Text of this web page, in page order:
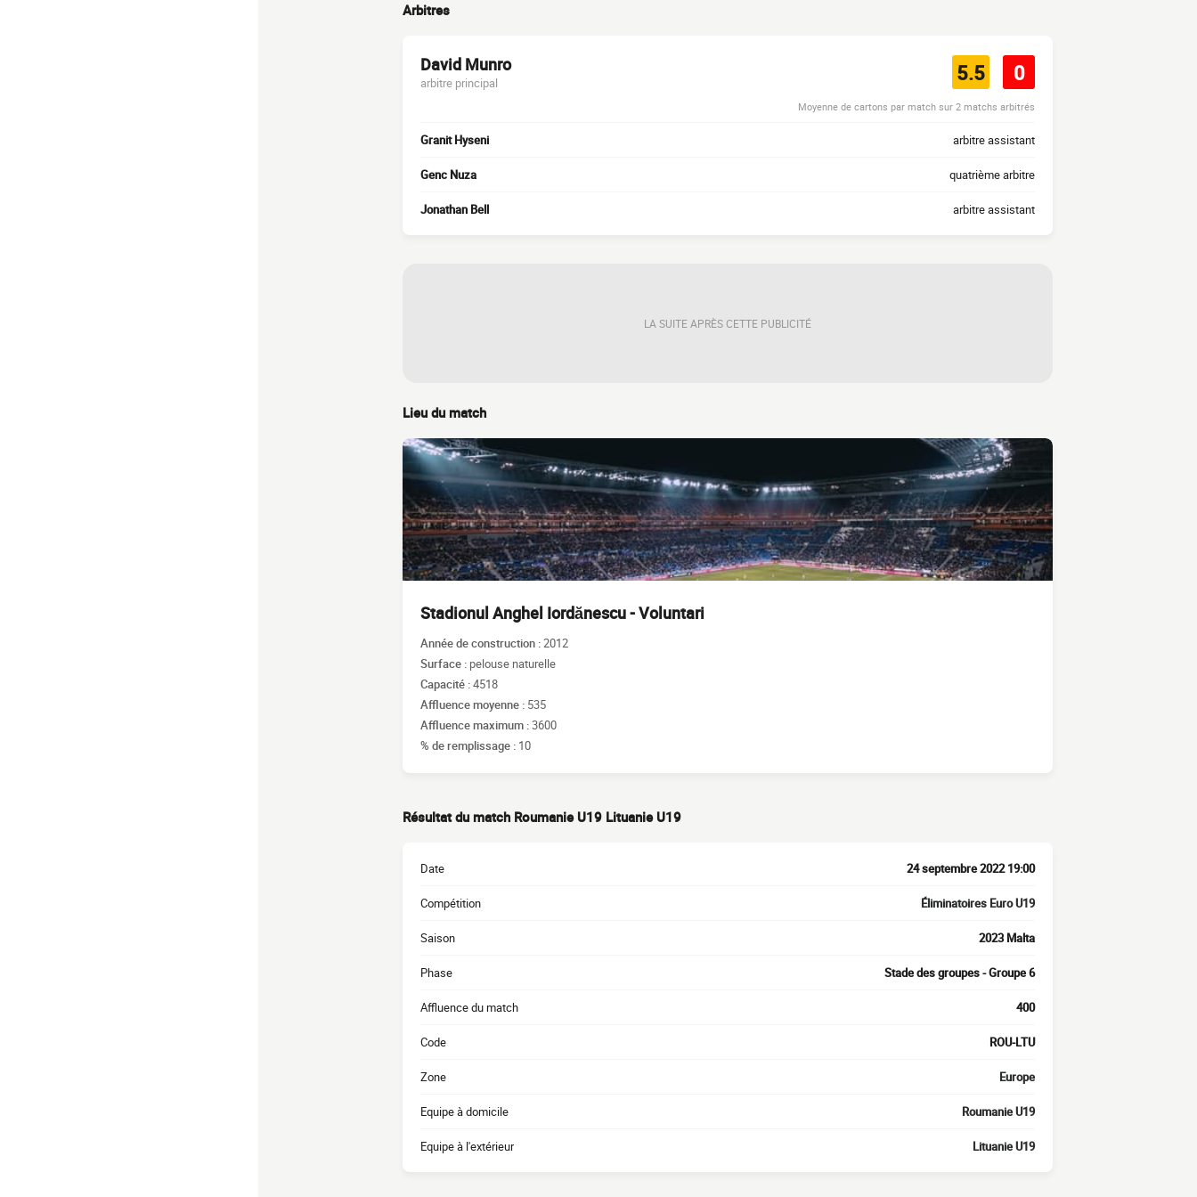
Arbitres
David Munro
arbitre principal 5.5 0
Moyenne de cartons par match sur 2 matchs arbitrés
Granit Hyseni arbitre assistant
Genc Nuza quatrième arbitre
Jonathan Bell arbitre assistant
LA SUITE APRÈS CETTE PUBLICITÉ
Lieu du match
Stadionul Anghel Iordănescu - Voluntari
Année de construction :2012
Surface : pelouse naturelle
Capacité :4518
Affluence moyenne : 535
Affluence maximum :3600
% de remplissage : 10
Résultat du match Roumanie U19 Lituanie U19
Date 24 septembre 2022 19:00
Compétition Éliminatoires Euro U19
Saison 2023 Malta
Phase Stade des groupes - Groupe 6
Affluence du match 400
Code ROU-LTU
Zone Europe
Equipe à domicile Roumanie U19
Equipe à l'extérieur Lituanie U19